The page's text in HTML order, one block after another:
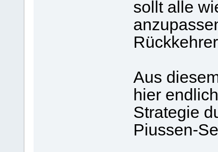
sollt alle
Aus
hier
Strategie
Piussen-